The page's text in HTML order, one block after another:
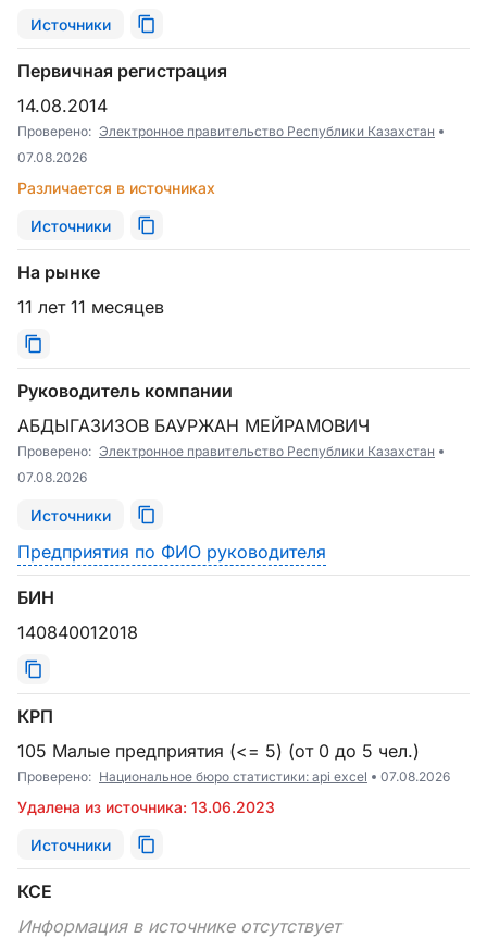
Источники
Первичная регистрация
14.08.2014
Проверено: Электронное правительство Республики Казахстан
07.08.2026
Различается в источниках
Источники
На рынке
11 лет 11 месяцев
Руководитель компании
АБДЫГАЗИЗОВ БАУРЖАН МЕЙРАМОВИЧ
Проверено: Электронное правительство Республики Казахстан
07.08.2026
Источники
Предприятия по ФИО руководителя
БИН
140840012018
КРП
105 Малые предприятия (<= 5) (от 0 до 5 чел.)
Проверено: Национальное бюро статистики: api excel 07.08.2026
Удалена из источника: 13.06.2023
Источники
КСЕ
Информация в источнике отсутствует